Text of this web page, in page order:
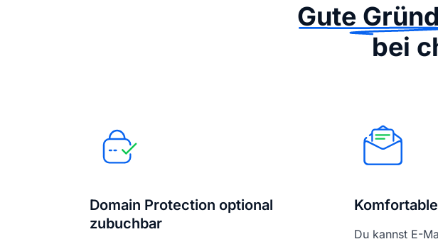
Gute
bei
Domain Protection optional
zubuchbar
Du kannst E-